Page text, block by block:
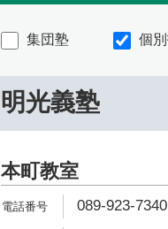
集団塾 個
明光義塾
本町教室
089-923-7340